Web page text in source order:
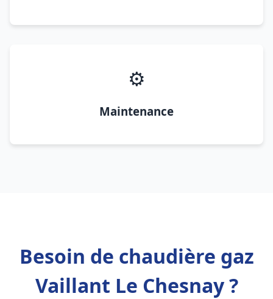
⚙️
Maintenance
Besoin de chaudière gaz
Vaillant Le Chesnay ?